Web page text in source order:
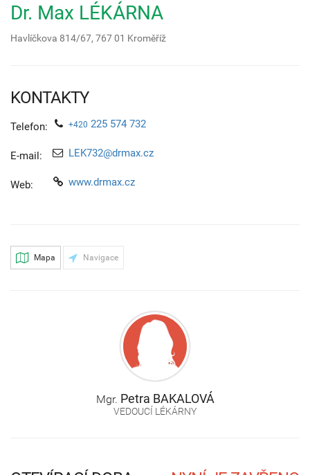
Dr. Max LÉKÁRNA
Havlíčkova 814/67, 767 01 Kroměříž
KONTAKTY
Telefon: +420 225 574 732
E-mail: LEK732@drmax.cz
Web: www.drmax.cz
Mapa Navigace
Mgr. Petra BAKALOVÁ
VEDOUCÍ LÉKÁRNY